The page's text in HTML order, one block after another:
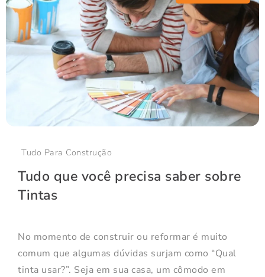
Tudo Para Construção
Tudo que você precisa saber sobre
Tintas
No momento de construir ou reformar é muito
comum que algumas dúvidas surjam como “Qual
tinta usar?”. Seja em sua casa, um cômodo em